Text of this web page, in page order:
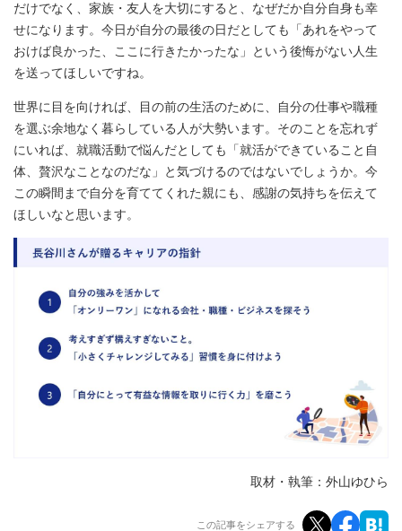
だけでなく、家族・友人を大切にすると、なぜだか自分自身も幸
せになります。今日が自分の最後の日だとしても「あれをやって
おけば良かった、ここに行きたかったな」という後悔がない人生
を送ってほしいですね。
世界に目を向ければ、目の前の生活のために、自分の仕事や職種
を選ぶ余地なく暮らしている人が大勢います。そのことを忘れず
にいれば、就職活動で悩んだとしても「就活ができていること自
体、贅沢なことなのだな」と気づけるのではないでしょうか。今
この瞬間まで自分を育ててくれた親にも、感謝の気持ちを伝えて
ほしいなと思います。
取材・執筆：外山ゆひら
この記事をシェアする